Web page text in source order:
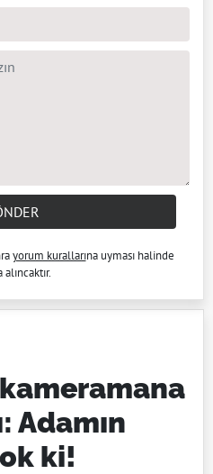
yorum kurallarına uyması halinde
alıncaktır.
Adamın
ki!